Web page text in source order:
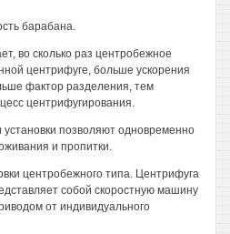
барабана.
во сколько раз центробежное
центрифуге, больше ускорения
фактор разделения, тем
центрифугирования.
установки позволяют одновременно
и пропитки.
центробежного типа. Центрифуга
собой скоростную машину
от индивидуального